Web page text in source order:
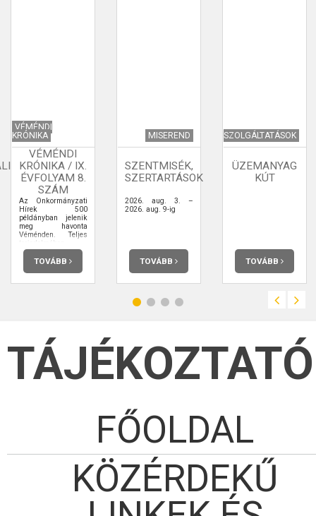
VÉMÉNDI
KRÓNIKA
VÉMÉNDI
KRÓNIKA / IX.
ÉVFOLYAM 8.
SZÁM
Az Önkormányzati
Hírek 500
példányban jelenik
meg havonta
Véménden. Teljes
terjedelmében
elolvashatja.
TOVÁBB
MISEREND
SZENTMISÉK,
SZERTARTÁSOK
2026. aug. 3. –
2026. aug. 9-ig
TOVÁBB
SZOLGÁLTATÁSOK
ÜZEMANYAG
KÚT
TOVÁBB
FŐOLDAL
KÖZÉRDEKŰ